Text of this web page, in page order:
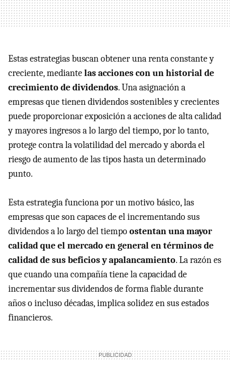
Estas estrategias buscan obtener una renta constante y
creciente, mediantelas acciones con un historial de
crecimiento de dividendos. Una asignación a
empresas que tienen dividendos sostenibles y crecientes
puede proporcionar exposición a acciones de alta calidad
y mayores ingresos a lo largo del tiempo, por lo tanto,
protege contra la volatilidad del mercado y aborda el
riesgo de aumento de las tipos hasta un determinado
punto.
Esta estrategia funciona por un motivo básico, las
empresas que son capaces de el incrementando sus
dividendos a lo largo del tiempoostentan una mayor
calidad que el mercado en general en términos de
calidad de sus beficios y apalancamiento. La razón es
que cuando una compañía tiene la capacidad de
incrementar sus dividendos de forma fiable durante
años o incluso décadas, implica solidez en sus estados
financieros.